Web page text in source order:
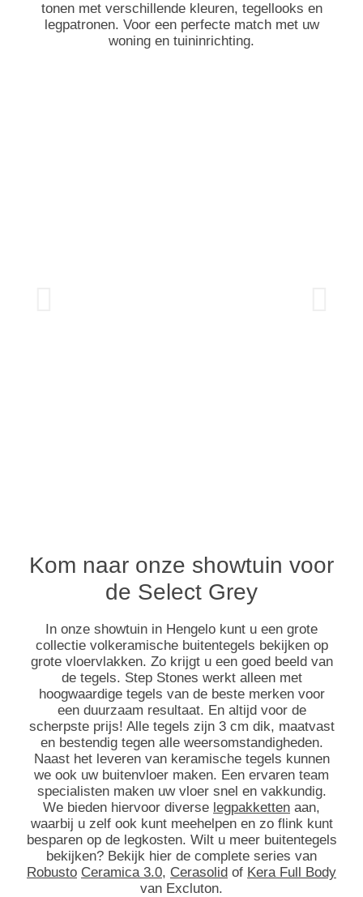
tonen met verschillende kleuren, tegellooks en
legpatronen. Voor een perfecte match met uw
woning en tuininrichting.
Kom naar onze showtuin voor
de Select Grey
In onze showtuin in Hengelo kunt u een grote
collectie volkeramische buitentegels bekijken op
grote vloervlakken. Zo krijgt u een goed beeld van
de tegels. Step Stones werkt alleen met
hoogwaardige tegels van de beste merken voor
een duurzaam resultaat. En altijd voor de
scherpste prijs! Alle tegels zijn 3 cm dik, maatvast
en bestendig tegen alle weersomstandigheden.
Naast het leveren van keramische tegels kunnen
we ook uw buitenvloer maken. Een ervaren team
specialisten maken uw vloer snel en vakkundig.
We bieden hiervoor diverse legpakketten aan,
waarbij u zelf ook kunt meehelpen en zo flink kunt
besparen op de legkosten. Wilt u meer buitentegels
bekijken? Bekijk hier de complete series van
Robusto Ceramica 3.0, Cerasolid of Kera Full Body
van Excluton.